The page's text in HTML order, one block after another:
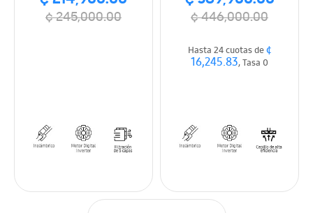
¢ 245,000.00 ¢ 446,000.00
Hasta 24 cuotas de¢
16,245.83, Tasa 0